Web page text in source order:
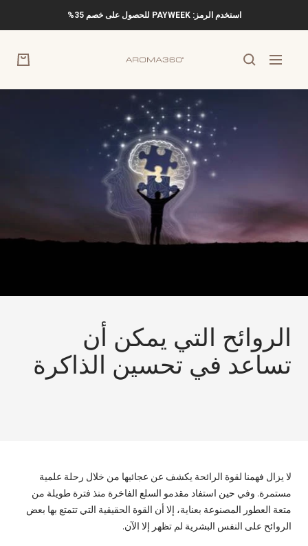
استخدم الرمز: PAYWEEK للحصول على خصم 35%
التنقل
الروائح التي يمكن أن
تساعد في تحسين الذاكرة
لا يزال فهمنا لقوة الرائحة يكشف عن عجائبها من خلال رحلة علمية
مستمرة. وفي حين استفاد مقدمو السلع الفاخرة منذ فترة طويلة من
متعة العطور المصنوعة بعناية، إلا أن القوة الحقيقية التي تتمتع بها بعض
الروائح على النفس البشرية لم تظهر إلا الآن.